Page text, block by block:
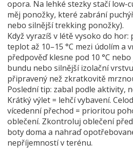
opora. Na lehké stezky stačí low-
měj ponožky, které zabrání
nebo silnější trekking ponožky).
Když vyrazíš v létě vysoko do hor:
teplot až 10–15 °C mezi údolím a
předpověď klesne pod 10 °C
bundu nebo silnější izolační
připravený než zkratkovitě
Poslední tip: zabal podle aktivity,
Krátký výlet = lehčí vybavení.
vícedenní přechod = prioritou
oblečení. Zkontroluj oblečení
boty doma a nahraď
nepříjemností v terénu.